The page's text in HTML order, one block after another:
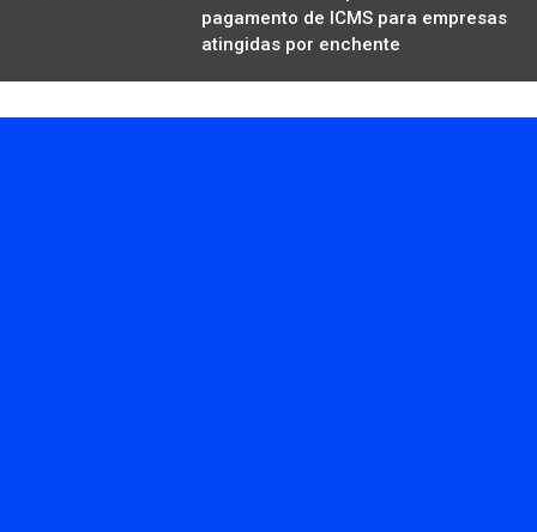
pagamento de ICMS para empresas
atingidas por enchente